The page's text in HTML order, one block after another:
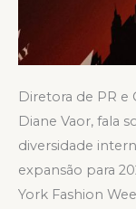
Diretora de PR e
Diane Vaor, fala
diversidade
expansão para
York Fashion